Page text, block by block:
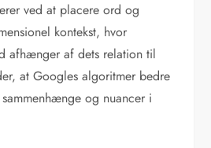
ved at placere ord og
kontekst, hvor
afhænger af dets relation til
at Googles algoritmer bedre
og nuancer i